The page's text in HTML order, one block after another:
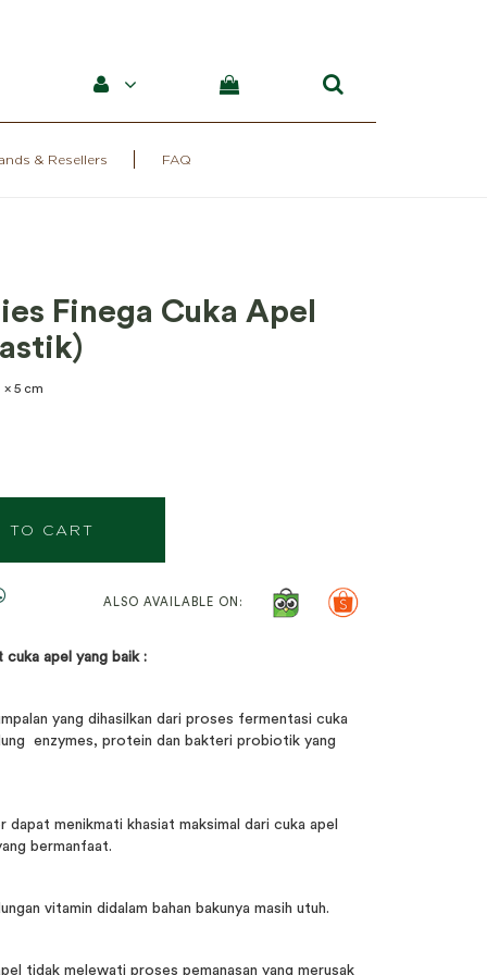
& Resellers FAQ
Finega Cuka Apel
x 5 cm
TO CART
ALSO AVAILABLE ON:
cuka apel yang baik :
yang dihasilkan dari proses fermentasi cuka
enzymes, protein dan bakteri probiotik yang
menikmati khasiat maksimal dari cuka apel
bermanfaat.
vitamin didalam bahan bakunya masih utuh.
tidak melewati proses pemanasan yang merusak